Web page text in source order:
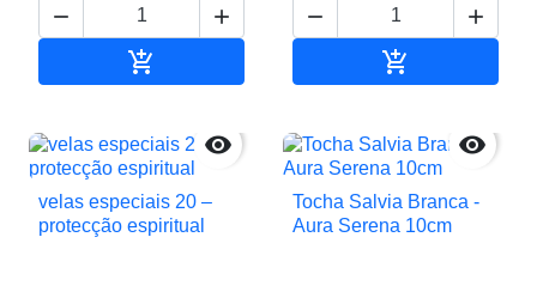
 

 


velas especiais 20 –
protecção espiritual

Tocha Salvia Branca -
Aura Serena 10cm